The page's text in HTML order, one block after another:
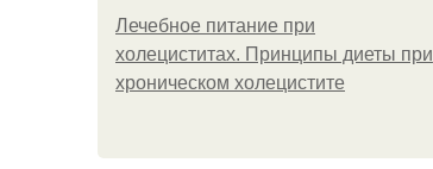
Лечебное питание при
холециститах. Принципы диеты при
хроническом холецистите